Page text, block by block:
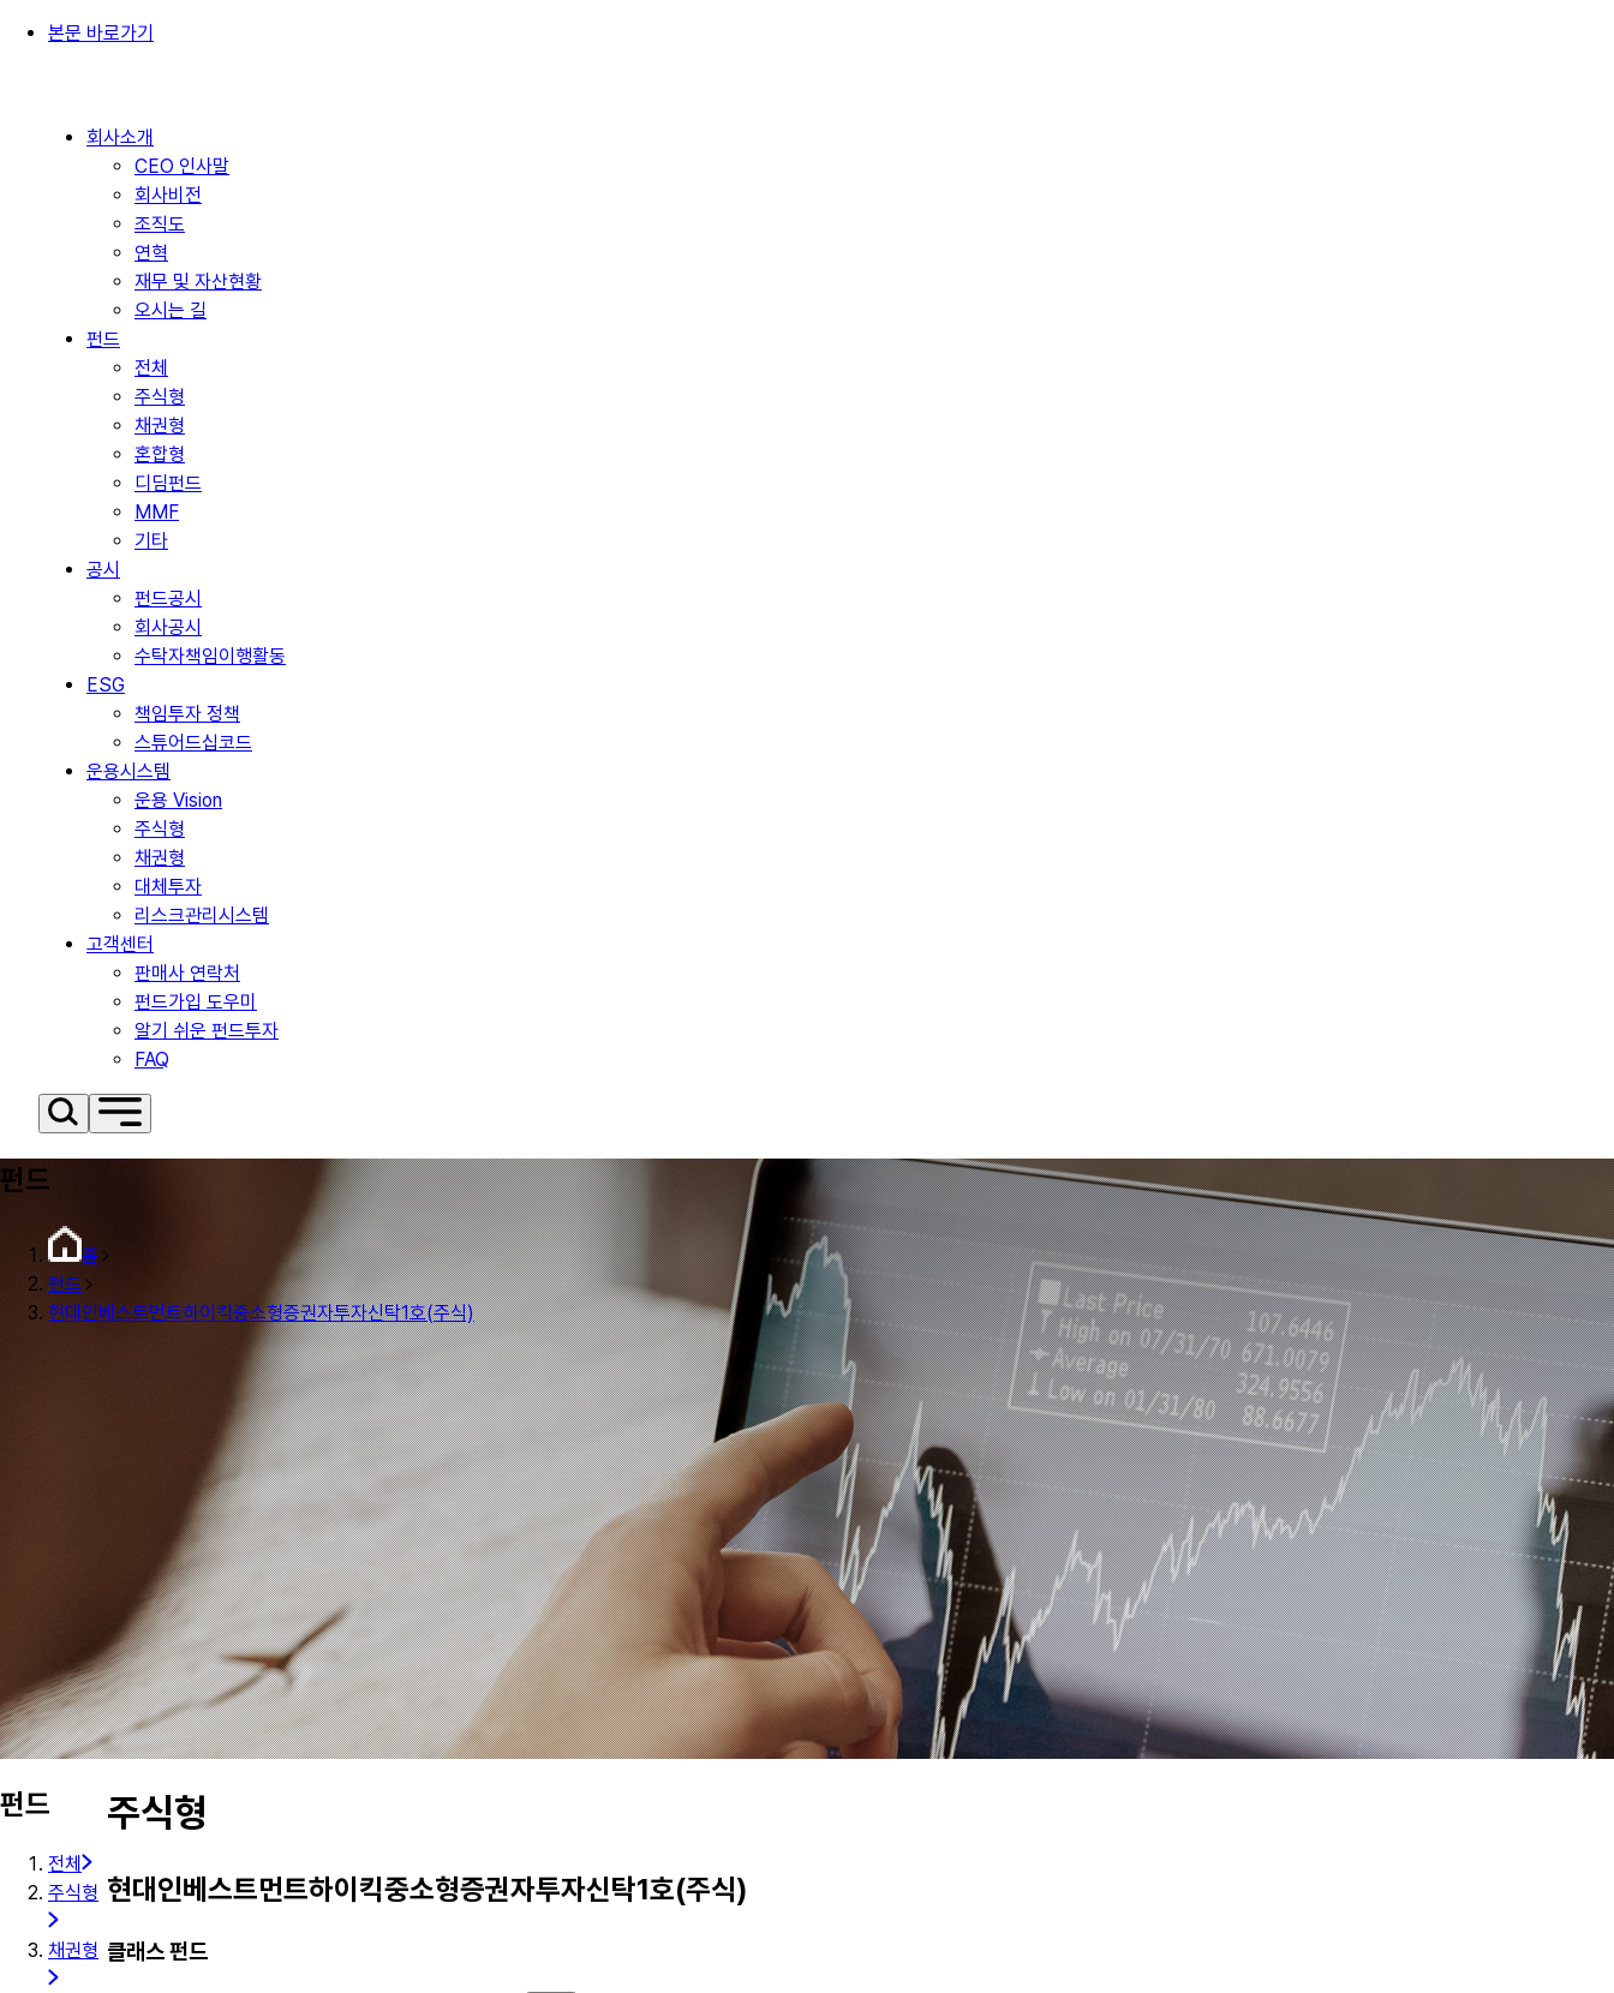
본문 바로가기
회사소개
CEO 인사말
회사비전
조직도
연혁
재무 및 자산현황
오시는 길
펀드
전체
주식형
채권형
혼합형
디딤펀드
MMF
기타
공시
펀드공시
회사공시
수탁자책임이행활동
ESG
책임투자 정책
스튜어드십코드
운용시스템
운용 Vision
주식형
채권형
대체투자
리스크관리시스템
고객센터
판매사 연락처
펀드가입 도우미
알기 쉬운 펀드투자
FAQ
펀드
홈
펀드
현대인베스트먼트하이킥중소형증권자투자신탁1호(주식)
펀드
전체
주식형
채권형
주식형
현대인베스트먼트하이킥중소형증권자투자신탁1호(주식)
클래스 펀드